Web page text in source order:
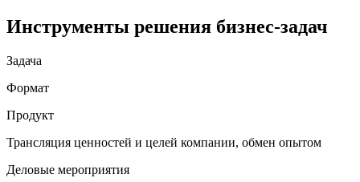
Инструменты решения бизнес-задач
Задача
Формат
Продукт
Трансляция ценностей и целей компании, обмен опытом
Деловые мероприятия